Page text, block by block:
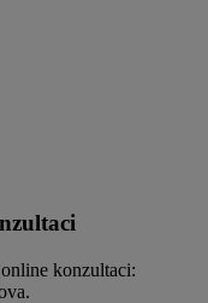
konzultaci: